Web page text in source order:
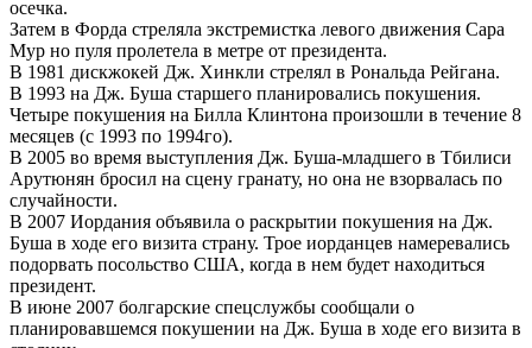
осечка.
Затем в Форда стреляла экстремистка левого движения Сара
Мур но пуля пролетела в метре от президента.
В 1981 дискжокей Дж. Хинкли стрелял в Рональда Рейгана.
В 1993 на Дж. Буша старшего планировались покушения.
Четыре покушения на Билла Клинтона произошли в течение 8
месяцев (с 1993 по 1994го).
В 2005 во время выступления Дж. Буша-младшего в Тбилиси
Арутюнян бросил на сцену гранату, но она не взорвалась по
случайности.
В 2007 Иордания объявила о раскрытии покушения на Дж.
Буша в ходе его визита страну. Трое иорданцев намеревались
подорвать посольство США, когда в нем будет находиться
президент.
В июне 2007 болгарские спецслужбы сообщали о
планировавшемся покушении на Дж. Буша в ходе его визита в